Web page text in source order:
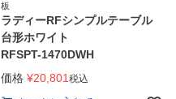
板
ラディーRFシンプルテーブル
台形ホワイト
RFSPT-1470DWH
価格 ¥20,801税込